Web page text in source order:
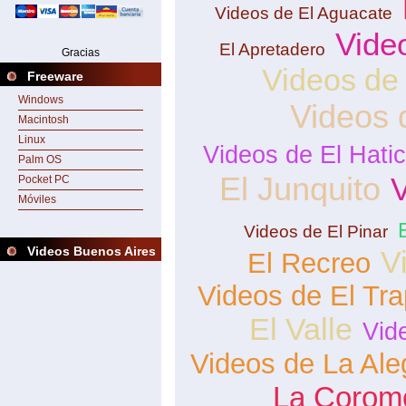
Gracias
Freeware
Windows
Macintosh
Linux
Palm OS
Pocket PC
Móviles
Videos Buenos Aires
Videos de El Aguacate
El Apretadero
Videos
Videos
Videos de El
El Junquito
Videos de El Pinar
El Recreo
Videos de El
El Valle
Videos de La
La